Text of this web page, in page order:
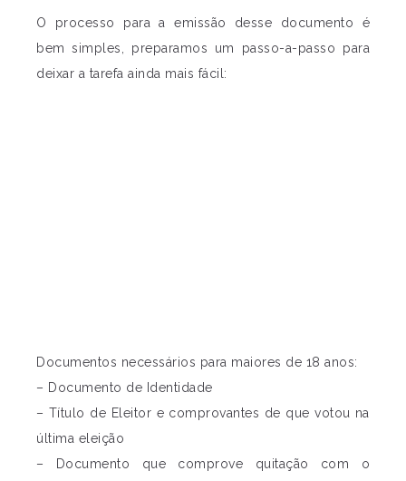
O processo para a emissão desse documento é
bem simples, preparamos um passo-a-passo para
deixar a tarefa ainda mais fácil:
Documentos necessários para maiores de 18 anos:
– Documento de Identidade
– Título de Eleitor e comprovantes de que votou na
última eleição
– Documento que comprove quitação com o